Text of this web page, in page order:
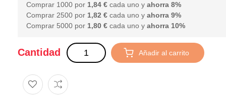
Comprar 1000 por 1,84 € cada uno yahorra8%
Comprar 2500 por 1,82 € cada uno yahorra9%
Comprar 5000 por 1,80 € cada uno yahorra 10%
Cantidad Añadir al carrito